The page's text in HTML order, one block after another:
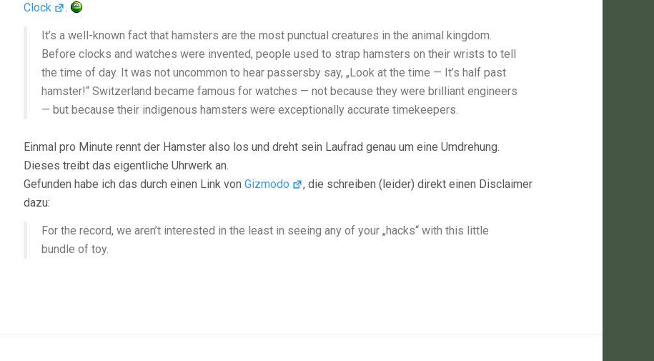
Clock
.
It’s a well-known fact that hamsters are the most punctual creatures in the animal kingdom.
Before clocks and watches were invented, people used to strap hamsters on their wrists to tell
the time of day. It was not uncommon to hear passersby say, „Look at the time — It’s half past
hamster!“ Switzerland became famous for watches — not because they were brilliant engineers
— but because their indigenous hamsters were exceptionally accurate timekeepers.
Einmal pro Minute rennt der Hamster also los und dreht sein Laufrad genau um eine Umdrehung.
Dieses treibt das eigentliche Uhrwerk an.
Gefunden habe ich das durch einen Link von Gizmodo
, die schreiben (leider) direkt einen Disclaimer
dazu:
For the record, we aren’t interested in the least in seeing any of your „hacks“ with this little
bundle of toy.